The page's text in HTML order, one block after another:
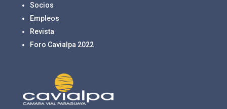
Socios
Empleos
Revista
Foro Cavialpa 2022